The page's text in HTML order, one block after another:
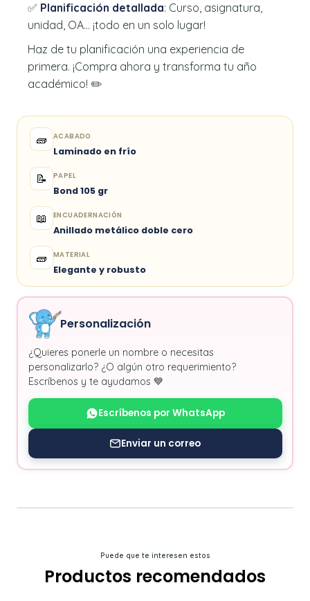
✅ Planificación detallada: Curso, asignatura,
unidad, OA… ¡todo en un solo lugar!
Haz de tu planificación una experiencia de
primera. ¡Compra ahora y transforma tu año
académico! ✏️
🧱 ACABADO
Laminado en frío
📝 PAPEL
Bond 105 gr
📖 ENCUADERNACIÓN
Anillado metálico doble cero
🧱 MATERIAL
Elegante y robusto
Personalización
¿Quieres ponerle un nombre o necesitas
personalizarlo? ¿O algún otro requerimiento?
Escríbenos y te ayudamos 💙
Escríbenos por WhatsApp
Enviar un correo
Puede que te interesen estos
Productos recomendados